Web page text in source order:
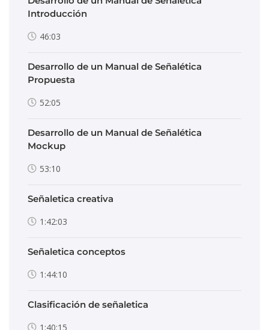
Introducción
46:03
Desarrollo de un Manual de Señalética
Propuesta
52:05
Desarrollo de un Manual de Señalética
Mockup
53:10
Señaletica creativa
1:42:03
Señaletica conceptos
1:44:10
Clasificación de señaletica
1:40:15